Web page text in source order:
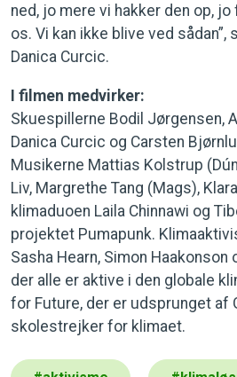
ned, jo mere vi hakker den op,
os. Vi kan ikke blive ved
Danica Curcic.
I filmen medvirker:
Skuespillerne Bodil Jørgensen,
Danica Curcic og Carsten
Musikerne Mattias Kolstrup
Liv, Margrethe Tang (Mags),
klimaduoen Laila Chinnawi og
projektet Pumapunk.
Sasha Hearn, Simon Haakonson
der alle er aktive i den globale
for Future, der er udsprunget af
skolestrejker for klimaet.